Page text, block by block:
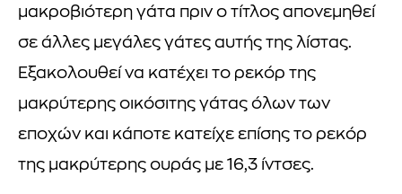
μακροβιότερη γάτα πριν ο τίτλος απονεμηθεί
σε άλλες μεγάλες γάτες αυτής της λίστας.
Εξακολουθεί να κατέχει το ρεκόρ της
μακρύτερης οικόσιτης γάτας όλων των
εποχών και κάποτε κατείχε επίσης το ρεκόρ
της μακρύτερης ουράς με 16,3 ίντσες.